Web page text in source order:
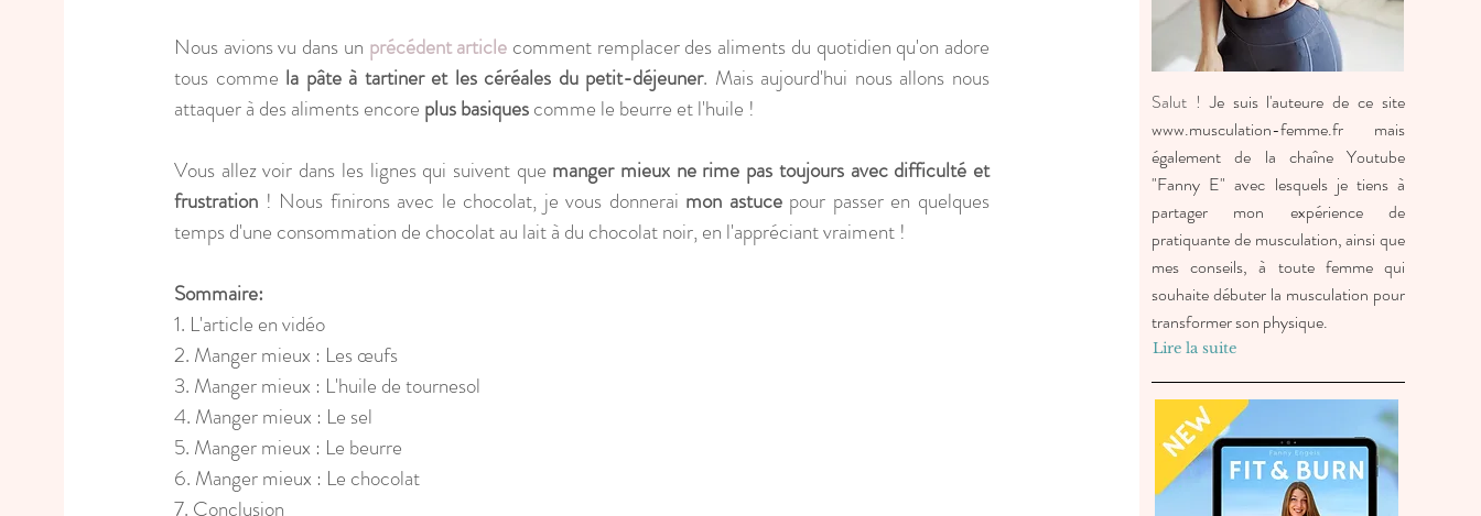
Nous avions vu dans un précédent article comment remplacer des aliments du quotidien qu'on adore
tous comme la pâte à tartiner et les céréales du petit-déjeuner. Mais aujourd'hui nous allons nous
attaquer à des aliments encore plus basiques comme le beurre et l'huile !
Vous allez voir dans les lignes qui suivent que manger mieux ne rime pas toujours avec difficulté et
frustration ! Nous finirons avec le chocolat, je vous donnerai mon astuce pour passer en quelques
temps d'une consommation de chocolat au lait à du chocolat noir, en l'appréciant vraiment !
Sommaire:
1. L'article en vidéo
2. Manger mieux : Les œufs
3. Manger mieux : L'huile de tournesol
4. Manger mieux : Le sel
5. Manger mieux : Le beurre
6. Manger mieux : Le chocolat
7. Conclusion
Salut !Je suis l'auteure de ce site
www.musculation-femme.fr mais
également de la chaîne Youtube
"Fanny E" avec lesquels je tiens à
partager mon expérience de
pratiquante de musculation, ainsi que
mes conseils, à toute femme qui
souhaite débuter la musculation pour
transformer son physique.
Lire la suite